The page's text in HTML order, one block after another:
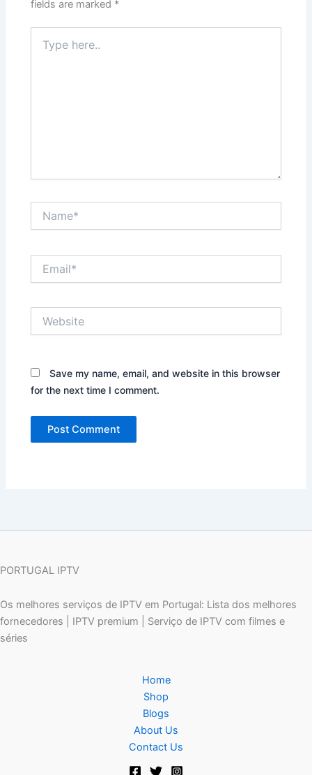
fields are marked *
here..
Save my name, email, and website in this browser
for the next time I comment.
PORTUGAL IPTV
Os melhores serviços de IPTV em Portugal: Lista dos melhores
fornecedores | IPTV premium | Serviço de IPTV com filmes e
séries
Home
Shop
Blogs
About Us
Contact Us